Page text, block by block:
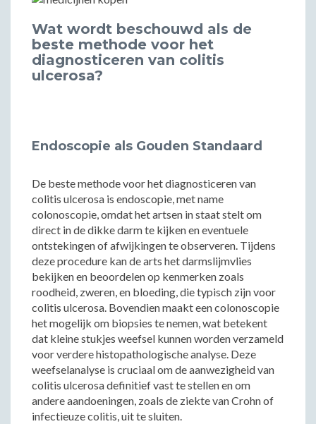
Wat wordt beschouwd als de
beste methode voor het
diagnosticeren van colitis
ulcerosa?
Endoscopie als Gouden Standaard
De beste methode voor het diagnosticeren van
colitis ulcerosa is endoscopie, met name
colonoscopie, omdat het artsen in staat stelt om
direct in de dikke darm te kijken en eventuele
ontstekingen of afwijkingen te observeren. Tijdens
deze procedure kan de arts het darmslijmvlies
bekijken en beoordelen op kenmerken zoals
roodheid, zweren, en bloeding, die typisch zijn voor
colitis ulcerosa. Bovendien maakt een colonoscopie
het mogelijk om biopsies te nemen, wat betekent
dat kleine stukjes weefsel kunnen worden verzameld
voor verdere histopathologische analyse. Deze
weefselanalyse is cruciaal om de aanwezigheid van
colitis ulcerosa definitief vast te stellen en om
andere aandoeningen, zoals de ziekte van Crohn of
infectieuze colitis, uit te sluiten.